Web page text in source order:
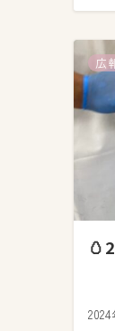
広